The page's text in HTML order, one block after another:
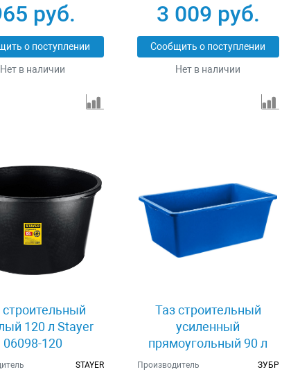
руб.
о поступлении
Нет в наличии
3 009 руб.
Сообщить о поступлении
Нет в наличии
строительный
120 л Stayer
06098-120
STAYER
Таз строительный
усиленный
прямоугольный 90 л
Зубр 06096-90
Производитель
ЗУБР